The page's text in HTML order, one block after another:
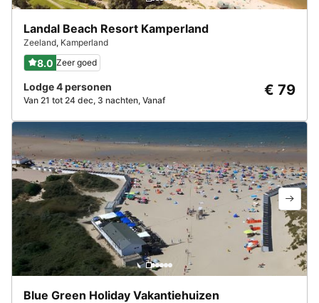
Landal Beach Resort Kamperland
Zeeland, Kamperland
8.0 Zeer goed
Lodge 4 personen
Van 21 tot 24 dec, 3 nachten, Vanaf
€ 79
Blue Green Holiday Vakantiehuizen